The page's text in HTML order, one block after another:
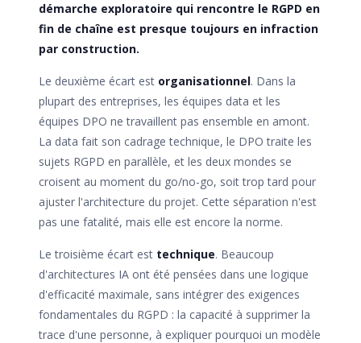
démarche exploratoire qui rencontre le RGPD en
fin de chaîne est presque toujours en infraction
par construction.
Le deuxième écart est organisationnel. Dans la
plupart des entreprises, les équipes data et les
équipes DPO ne travaillent pas ensemble en amont.
La data fait son cadrage technique, le DPO traite les
sujets RGPD en parallèle, et les deux mondes se
croisent au moment du go/no-go, soit trop tard pour
ajuster l'architecture du projet. Cette séparation n'est
pas une fatalité, mais elle est encore la norme.
Le troisième écart est technique. Beaucoup
d'architectures IA ont été pensées dans une logique
d'efficacité maximale, sans intégrer des exigences
fondamentales du RGPD : la capacité à supprimer la
trace d'une personne, à expliquer pourquoi un modèle